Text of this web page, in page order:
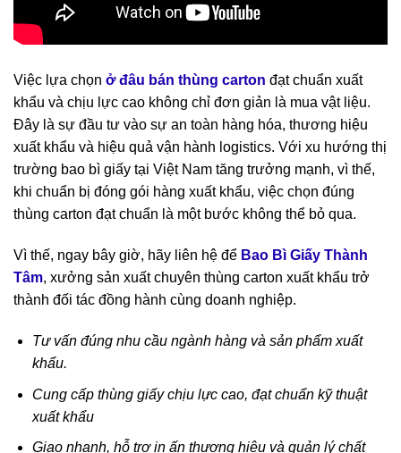
Việc lựa chọn ở đâu bán thùng carton đạt chuẩn xuất
khẩu và chịu lực cao không chỉ đơn giản là mua vật liệu.
Đây là sự đầu tư vào sự an toàn hàng hóa, thương hiệu
xuất khẩu và hiệu quả vận hành logistics. Với xu hướng thị
trường bao bì giấy tại Việt Nam tăng trưởng mạnh, vì thế,
khi chuẩn bị đóng gói hàng xuất khẩu, việc chọn đúng
thùng carton đạt chuẩn là một bước không thể bỏ qua.
Vì thế, ngay bây giờ, hãy liên hệ để Bao Bì Giấy Thành
Tâm, xưởng sản xuất chuyên thùng carton xuất khẩu trở
thành đối tác đồng hành cùng doanh nghiệp.
Tư vấn đúng nhu cầu ngành hàng và sản phẩm xuất
khẩu.
Cung cấp thùng giấy chịu lực cao, đạt chuẩn kỹ thuật
xuất khẩu
Giao nhanh, hỗ trợ in ấn thương hiệu và quản lý chất